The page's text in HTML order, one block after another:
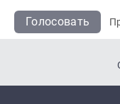
Голосовать